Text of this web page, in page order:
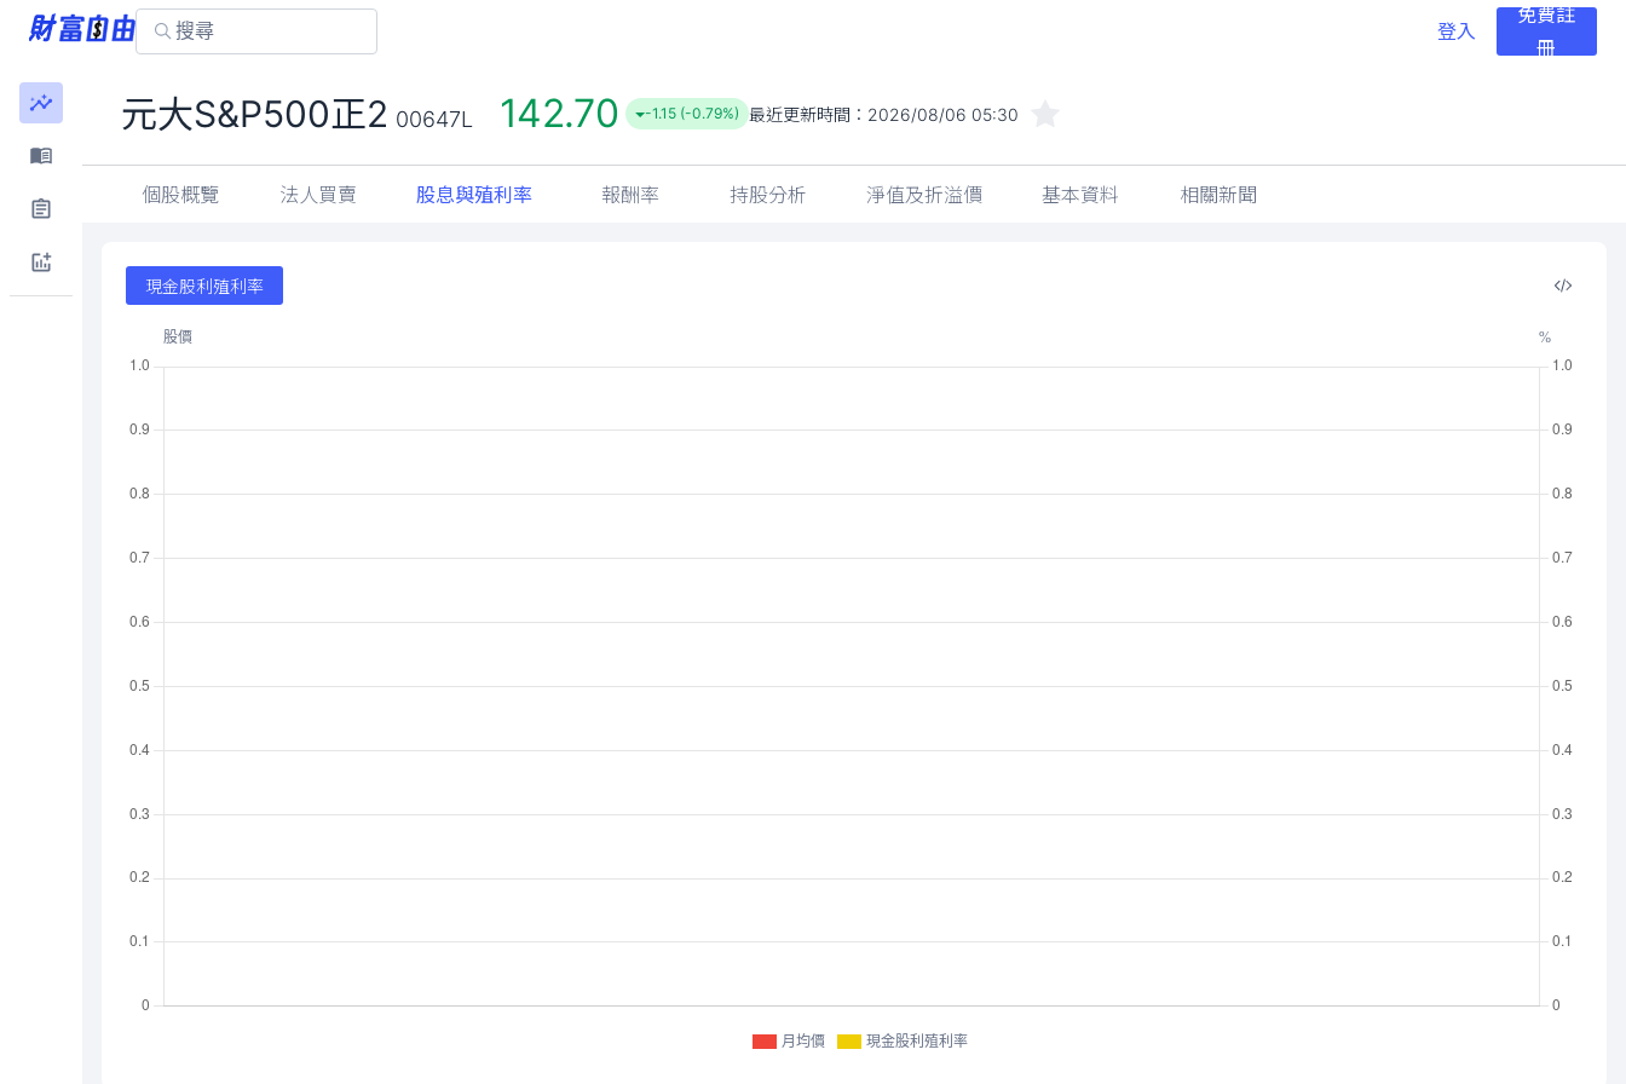
登入
免費註
冊
元大S&P500正2 00647L 142.70 -1.15 (-0.79%) 最近更新時間： 2026/08/06 05:30
個股概覽 法人買賣 股息與殖利率 報酬率 持股分析 淨值及折溢價 基本資料 相關新聞
現金股利殖利率
月均價 現金股利殖利率